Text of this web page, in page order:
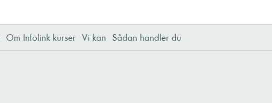
Om Infolink kurser Vi kan Sådan handler du